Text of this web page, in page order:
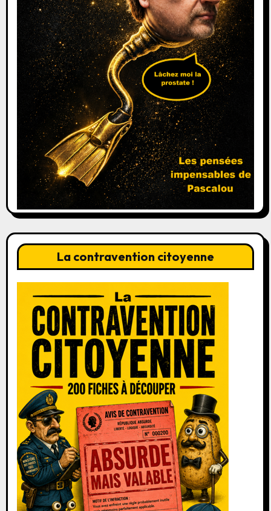
La contravention citoyenne